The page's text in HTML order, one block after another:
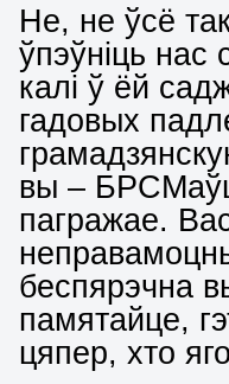
Не, не ўсё
ўпэўніць
калі ў ёй
гадовых
вы –
пагражае.
беспярэчна
памятайце,
цяпер, хто